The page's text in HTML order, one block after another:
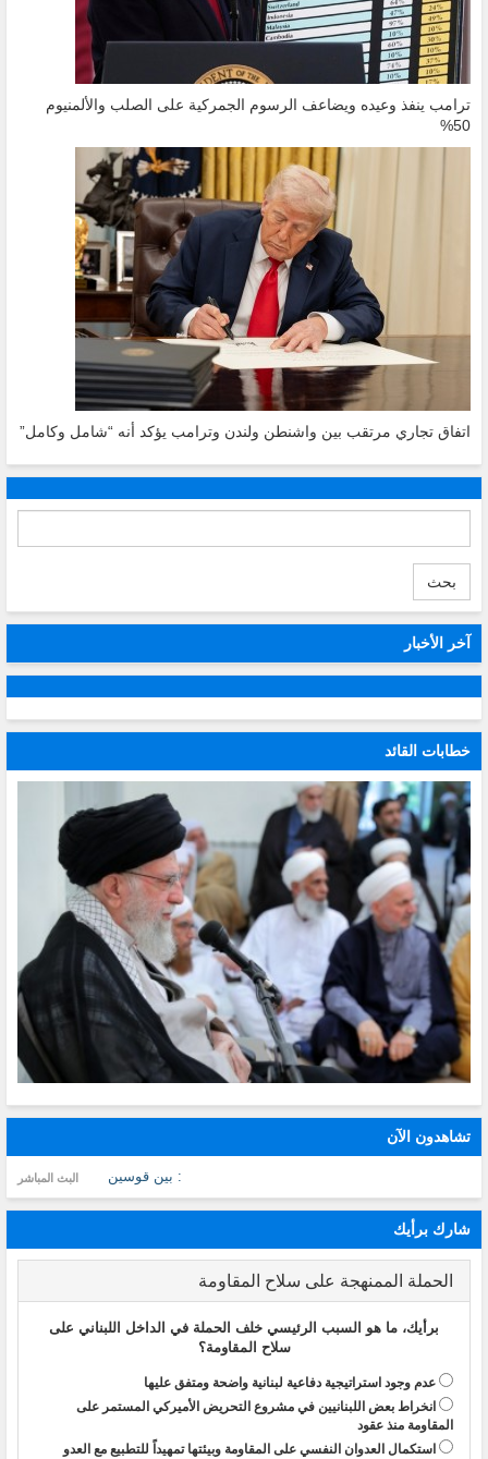
ترامب ينفذ وعيده ويضاعف الرسوم الجمركية على الصلب والألمنيوم
50%
اتفاق تجاري مرتقب بين واشنطن ولندن وترامب يؤكد أنه “شامل وكامل”
بحث
آخر الأخبار
خطابات القائد
تشاهدون الآن
: بين قوسين البث المباشر
شارك برأيك
الحملة الممنهجة على سلاح المقاومة
برأيك، ما هو السبب الرئيسي خلف الحملة في الداخل اللبناني على
سلاح المقاومة؟
عدم وجود استراتيجية دفاعية لبنانية واضحة ومتفق عليها
انخراط بعض اللبنانيين في مشروع التحريض الأميركي المستمر على
المقاومة منذ عقود
استكمال العدوان النفسي على المقاومة وبيئتها تمهيداً للتطبيع مع العدو